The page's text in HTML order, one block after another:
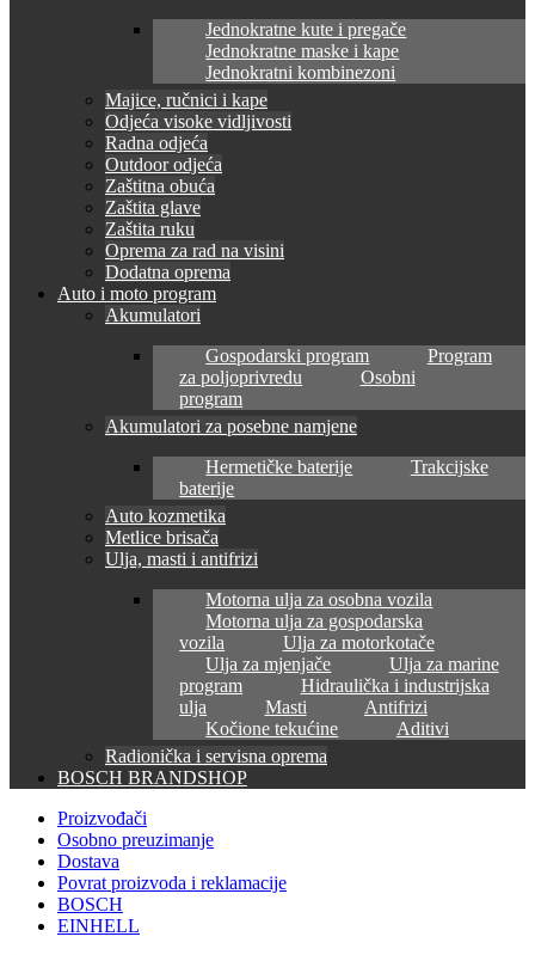
Jednokratne kute i pregače
Jednokratne maske i kape
Jednokratni kombinezoni
Majice, ručnici i kape
Odjeća visoke vidljivosti
Radna odjeća
Outdoor odjeća
Zaštitna obuća
Zaštita glave
Zaštita ruku
Oprema za rad na visini
Dodatna oprema
Auto i moto program
Akumulatori
Gospodarski program
Program
za poljoprivredu
Osobni
program
Akumulatori za posebne namjene
Hermetičke baterije
Trakcijske
baterije
Auto kozmetika
Metlice brisača
Ulja, masti i antifrizi
Motorna ulja za osobna vozila
Motorna ulja za gospodarska
vozila
Ulja za motorkotače
Ulja za mjenjače
Ulja za marine
program
Hidraulička i industrijska
ulja
Masti
Antifrizi
Kočione tekućine
Aditivi
Radionička i servisna oprema
BOSCH BRANDSHOP
Proizvođači
Osobno preuzimanje
Dostava
Povrat proizvoda i reklamacije
BOSCH
EINHELL